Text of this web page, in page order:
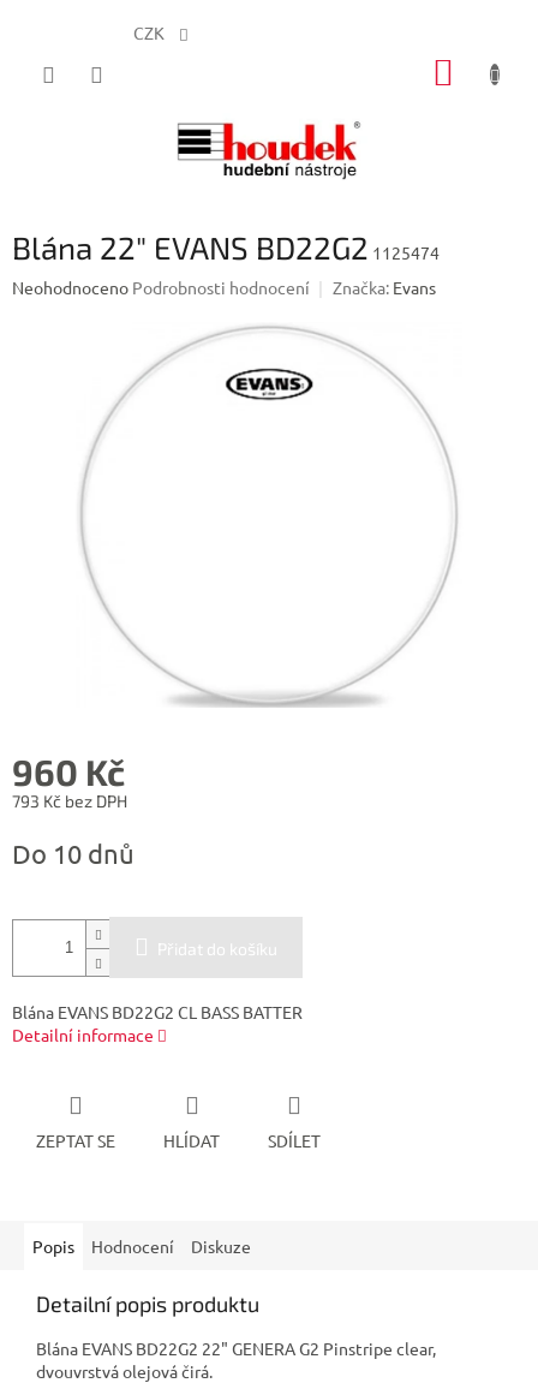
CZK
Blána 22" EVANS BD22G2 1125474
Průměrné
hvězdiček.
Neohodnoceno Podrobnosti hodnocení Značka: Evans
960 Kč
793 Kč bez DPH
cena:
Do 10 dnů
Přidat do košíku
Blána EVANS BD22G2 CL BASS BATTER
Detailní informace
ZEPTAT SE HLÍDAT SDÍLET
Popis Hodnocení Diskuze
Detailní popis produktu
Blána EVANS BD22G2 22" GENERA G2 Pinstripe clear,
dvouvrstvá olejová čirá.